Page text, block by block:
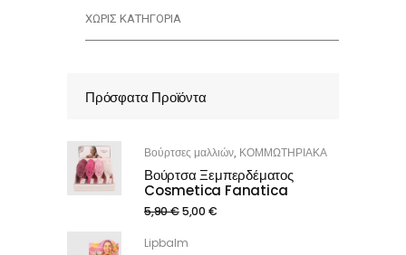
ΧΩΡΊΣ ΚΑΤΗΓΟΡΊΑ
Πρόσφατα Προϊόντα
Βούρτσες μαλλιών, ΚΟΜΜΩΤΗΡΙΑΚΑ
Βούρτσα Ξεμπερδέματος
Cosmetica Fanatica
5,90€5,00 €
Lipbalm